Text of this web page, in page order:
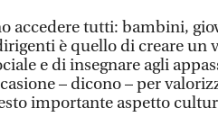
accedere tutti: bambini,
è quello di creare un
e di insegnare agli
– dicono – per
importante aspetto